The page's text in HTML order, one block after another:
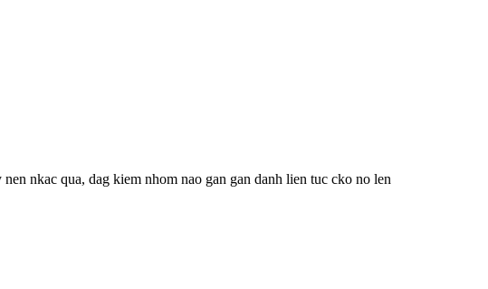
nkac qua, dag kiem nhom nao gan gan danh lien tuc cko no len